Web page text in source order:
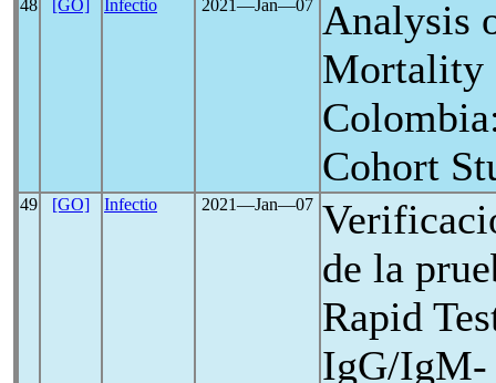
48 [GO] Infectio 2021―Jan―07 Analysis
Mortality
Cohort
49 [GO] Infectio 2021―Jan―07
de la
Rapid
IgG/IgM-